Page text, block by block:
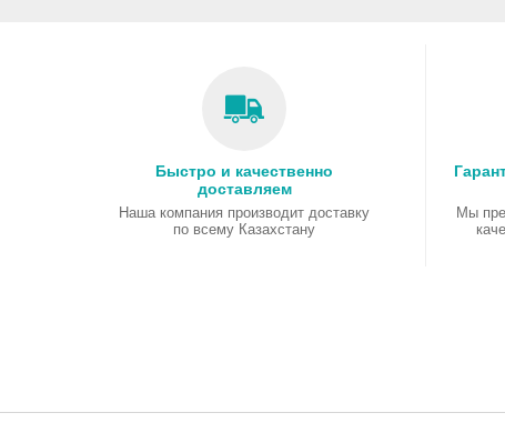
Быстро и качественно
доставляем
Наша компания производит доставку
по всему Казахстану
Мы